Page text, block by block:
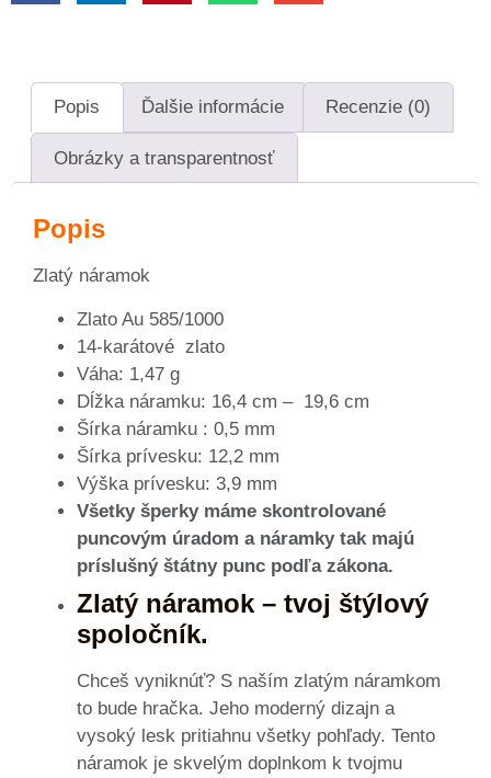
Popis Ďalšie informácie Recenzie (0)
Obrázky a transparentnosť
Popis
Zlatý náramok
Zlato Au 585/1000
14-karátové zlato
Váha: 1,47 g
Dĺžka náramku: 16,4 cm – 19,6 cm
Šírka náramku : 0,5 mm
Šírka prívesku: 12,2 mm
Výška prívesku: 3,9 mm
Všetky šperky máme skontrolované
puncovým úradom a náramky tak majú
príslušný štátny punc podľa zákona.
Zlatý náramok – tvoj štýlový
spoločník.
Chceš vyniknúť? S naším zlatým náramkom
to bude hračka. Jeho moderný dizajn a
vysoký lesk pritiahnu všetky pohľady. Tento
náramok je skvelým doplnkom k tvojmu